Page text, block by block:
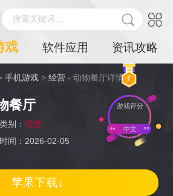
搜索关键词...
戏 软件应用 资讯攻略
手机游戏 >经营 - 动物餐厅详情
餐厅
别： 经营
间：2026-02-05
游戏评分
中文
苹果下载↓